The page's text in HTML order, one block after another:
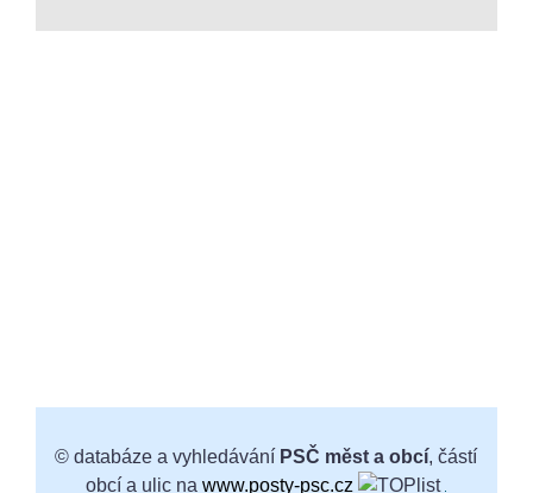
© databáze a vyhledávání PSČ měst a obcí, částí
obcí a ulic nawww.posty-psc.cz